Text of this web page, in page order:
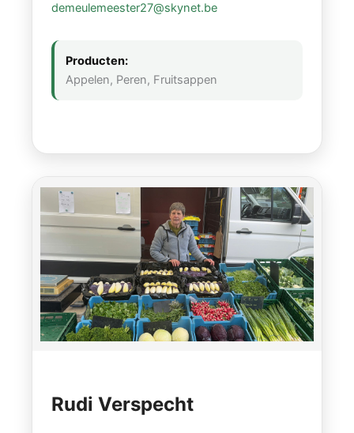
demeulemeester27@skynet.be
Producten:
Appelen, Peren, Fruitsappen
Rudi Verspecht